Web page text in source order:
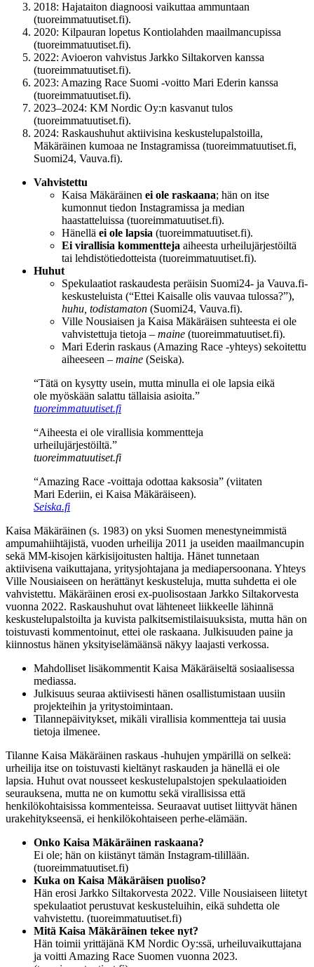
2018: Hajataiton diagnoosi vaikuttaa ammuntaan
(tuoreimmatuutiset.fi).
2020: Kilpauran lopetus Kontiolahden maailmancupissa
(tuoreimmatuutiset.fi).
2022: Avioeron vahvistus Jarkko Siltakorven kanssa
(tuoreimmatuutiset.fi).
2023: Amazing Race Suomi -voitto Mari Ederin kanssa
(tuoreimmatuutiset.fi).
2023–2024: KM Nordic Oy:n kasvanut tulos
(tuoreimmatuutiset.fi).
2024: Raskaushuhut aktiivisina keskustelupalstoilla,
Mäkäräinen kumoaa ne Instagramissa (tuoreimmatuutiset.fi,
Suomi24, Vauva.fi).
Vahvistettu
Kaisa Mäkäräinen ei ole raskaana; hän on itse
kumonnut tiedon Instagramissa ja median
haastatteluissa (tuoreimmatuutiset.fi).
Hänellä ei ole lapsia (tuoreimmatuutiset.fi).
Ei virallisia kommentteja aiheesta urheilujärjestöiltä
tai lehdistötiedotteista (tuoreimmatuutiset.fi).
Huhut
Spekulaatiot raskaudesta peräisin Suomi24- ja Vauva.fi-
keskusteluista (“Ettei Kaisalle olis vauvaa tulossa?”),
huhu, todistamaton (Suomi24, Vauva.fi).
Ville Nousiaisen ja Kaisa Mäkäräisen suhteesta ei ole
vahvistettuja tietoja – maine (tuoreimmatuutiset.fi).
Mari Ederin raskaus (Amazing Race -yhteys) sekoitettu
aiheeseen – maine (Seiska).
“Tätä on kysytty usein, mutta minulla ei ole lapsia eikä
ole myöskään salattu tällaisia asioita.”
tuoreimmatuutiset.fi
“Aiheesta ei ole virallisia kommentteja
urheilujärjestöiltä.”
tuoreimmatuutiset.fi
“Amazing Race -voittaja odottaa kaksosia” (viitaten
Mari Ederiin, ei Kaisa Mäkäräiseen).
Seiska.fi
Kaisa Mäkäräinen (s. 1983) on yksi Suomen menestyneimmistä
ampumahiihtäjistä, vuoden urheilija 2011 ja useiden maailmancupin
sekä MM-kisojen kärkisijoitusten haltija. Hänet tunnetaan
aktiivisena vaikuttajana, yritysjohtajana ja mediapersoonana. Yhteys
Ville Nousiaiseen on herättänyt keskusteluja, mutta suhdetta ei ole
vahvistettu. Mäkäräinen erosi ex-puolisostaan Jarkko Siltakorvesta
vuonna 2022. Raskaushuhut ovat lähteneet liikkeelle lähinnä
keskustelupalstoilta ja kuvista palkitsemistilaisuuksista, mutta hän on
toistuvasti kommentoinut, ettei ole raskaana. Julkisuuden paine ja
kiinnostus hänen yksityiselämäänsä näkyy laajasti verkossa.
Mahdolliset lisäkommentit Kaisa Mäkäräiseltä sosiaalisessa
mediassa.
Julkisuus seuraa aktiivisesti hänen osallistumistaan uusiin
projekteihin ja yritystoimintaan.
Tilannepäivitykset, mikäli virallisia kommentteja tai uusia
tietoja ilmenee.
Tilanne Kaisa Mäkäräinen raskaus -huhujen ympärillä on selkeä:
urheilija itse on toistuvasti kieltänyt raskauden ja hänellä ei ole
lapsia. Huhut ovat nousseet keskustelupalstojen spekulaatioiden
seurauksena, mutta ne on kumottu sekä virallisissa että
henkilökohtaisissa kommenteissa. Seuraavat uutiset liittyvät hänen
urakehitykseensä, ei henkilökohtaiseen perhe-elämään.
Onko Kaisa Mäkäräinen raskaana?
Ei ole; hän on kiistänyt tämän Instagram-tilillään.
(tuoreimmatuutiset.fi)
Kuka on Kaisa Mäkäräisen puoliso?
Hän erosi Jarkko Siltakorvesta 2022. Ville Nousiaiseen liitetyt
spekulaatiot perustuvat keskusteluihin, eikä suhdetta ole
vahvistettu. (tuoreimmatuutiset.fi)
Mitä Kaisa Mäkäräinen tekee nyt?
Hän toimii yrittäjänä KM Nordic Oy:ssä, urheiluvaikuttajana
ja voitti Amazing Race Suomen vuonna 2023.